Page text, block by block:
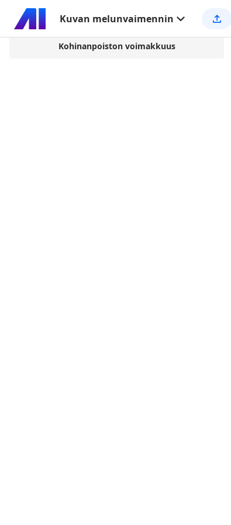
Kuvan melunvaimennin
Kohinanpoiston voimakkuus